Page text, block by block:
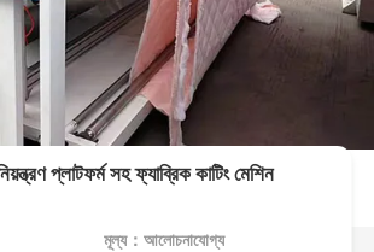
প্লাটফর্ম সহ ফ্যাব্রিক কাটিং মেশিন
মূল্য：আলোচনাযোগ্য